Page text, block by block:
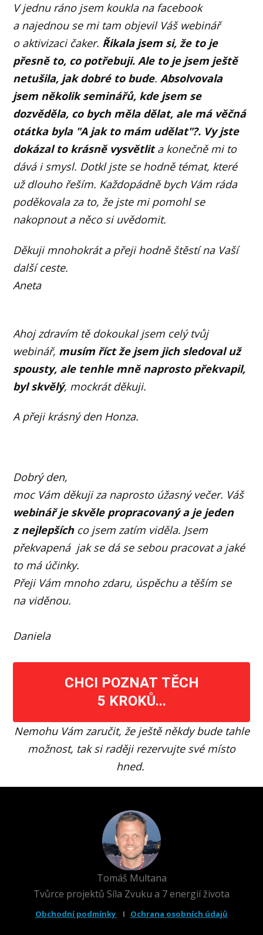
V jednu ráno jsem koukla na facebook
a najednou se mi tam objevil Váš webinář
o aktivizaci čaker. Řikala jsem si, že to je
přesně to, co potřebuji. Ale to je jsem ještě
netušila, jak dobré to bude.Absolvovala
jsem několik seminářů, kde jsem se
dozvěděla, co bych měla dělat, ale má věčná
otátka byla "A jak to mám udělat"?. Vy jste
dokázal to krásně vysvětlita konečně mi to
dává i smysl. Dotkl jste se hodně témat, které
už dlouho řeším. Každopádně bych Vám ráda
poděkovala za to, že jste mi pomohl se
nakopnout a něco si uvědomit.
Děkuji mnohokrát a přeji hodně štěstí na Vaší
další ceste.
Aneta
Ahoj zdravím tě dokoukal jsem celý tvůj
webinář, musím říct že jsem jich sledoval už
spousty, ale tenhle mně naprosto překvapil,
byl skvělý, mockrát děkuji.
A přeji krásný den Honza.
Dobrý den,
moc Vám děkuji za naprosto úžasný večer. Váš
webinář je skvěle propracovaný a je jeden
z nejlepšíchco jsem zatím viděla. Jsem
překvapená jak se dá se sebou pracovat a jaké
to má účinky.
Přeji Vám mnoho zdaru, úspěchu a těším se
na viděnou.
Daniela
CHCI POZNAT TĚCH
5 KROKŮ...
Nemohu Vám zaručit, že ještě někdy bude tahle
možnost, tak si raději rezervujte své místo
hned.
Tomáš Multana
Tvůrce projektů Síla Zvuku a 7 energií života
Obchodní podmínky I Ochrana osobních údajů